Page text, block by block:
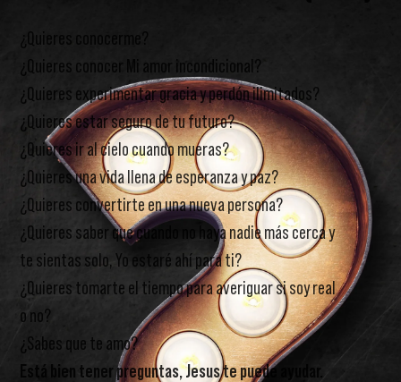
¿Quieres conocerme?
¿Quieres conocer Mi amor incondicional?
¿Quieres experimentar gracia y perdón ilimitados?
¿Quieres estar seguro de tu futuro?
¿Quieres ir al cielo cuando mueras?
¿Quieres una vida llena de esperanza y paz?
¿Quieres convertirte en una nueva persona?
¿Quieres saber que cuando no haya nadie más cerca y
te sientas solo, Yo estaré ahí para ti?
¿Quieres tomarte el tiempo para averiguar si soy real
o no?
¿Sabes que te amo?
Está bien tener preguntas, Jesus te puede ayudar.